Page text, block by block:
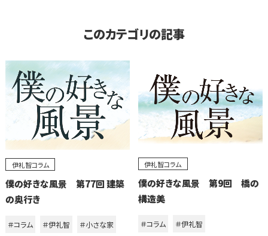
このカテゴリの記事
伊礼智コラム
僕の好きな風景 第77回 建築
の奥行き
＃コラム ＃伊礼智
＃小さな家
伊礼智コラム
僕の好きな風景 第9回 橋の
構造美
＃コラム ＃伊礼智